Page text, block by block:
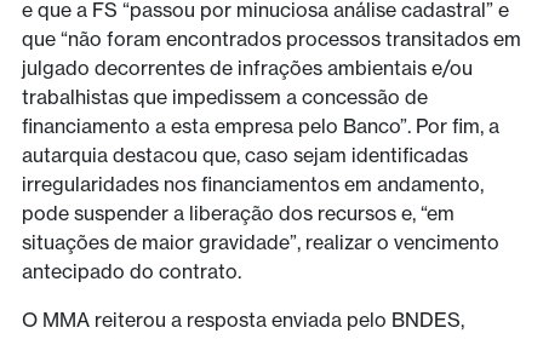
e que a FS “passou por minuciosa análise cadastral” e
que “não foram encontrados processos transitados em
julgado decorrentes de infrações ambientais e/ou
trabalhistas que impedissem a concessão de
financiamento a esta empresa pelo Banco”. Por fim, a
autarquia destacou que, caso sejam identificadas
irregularidades nos financiamentos em andamento,
pode suspender a liberação dos recursos e, “em
situações de maior gravidade”, realizar o vencimento
antecipado do contrato.
O MMA reiterou a resposta enviada pelo BNDES,